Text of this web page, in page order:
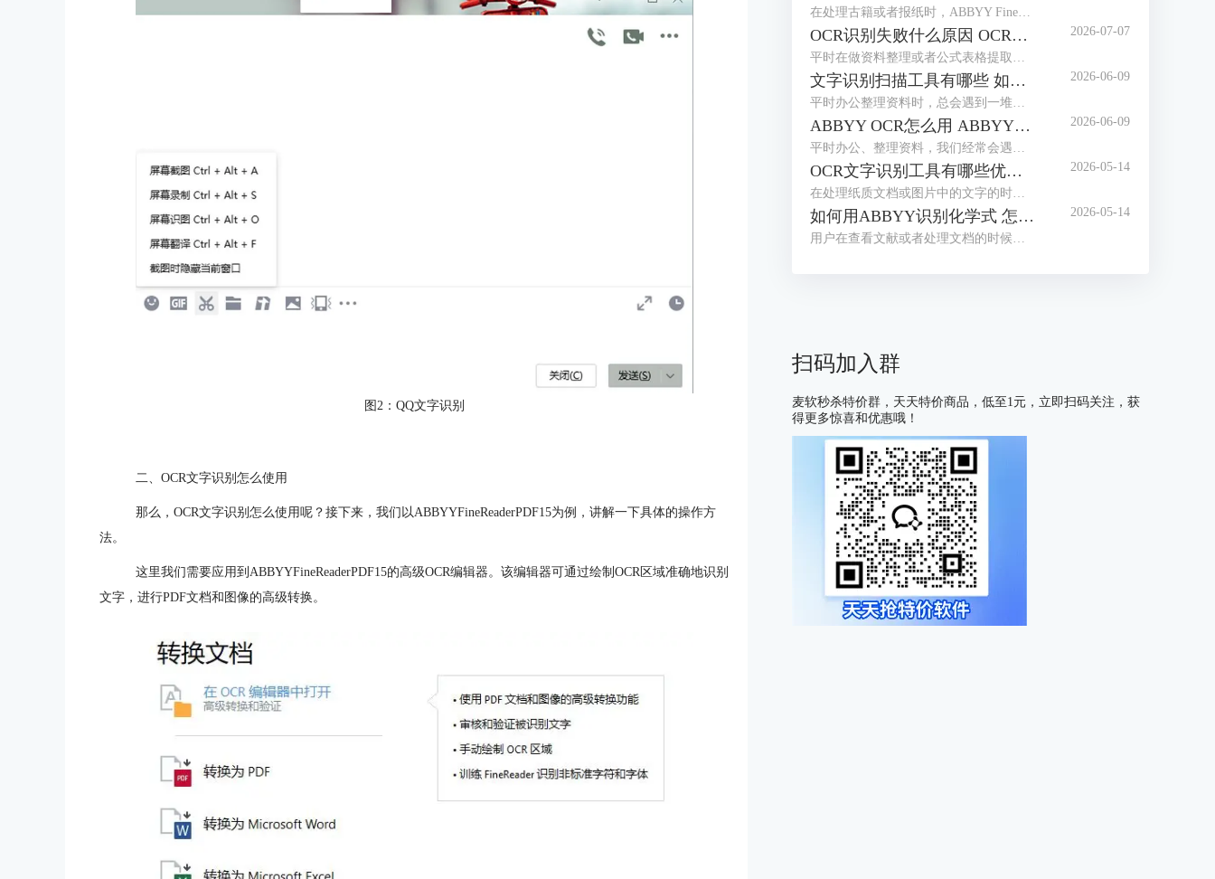
图2：QQ文字识别
二、OCR文字识别怎么使用
那么，OCR文字识别怎么使用呢？接下来，我们以ABBYYFineReaderPDF15为例，讲解一下具体的操作方
法。
这里我们需要应用到ABBYYFineReaderPDF15的高级OCR编辑器。该编辑器可通过绘制OCR区域准确地识别
文字，进行PDF文档和图像的高级转换。
OCR识别失败什么原因 OCR识别如何保证位置正确 2026-07-07
文字识别扫描工具有哪些 如何文字识别扫描文件 2026-06-09
ABBYY OCR怎么用 ABBYY怎么修改PDF里面的文字 2026-06-09
OCR文字识别工具有哪些优点 OCR文字识别工具哪款最好用 2026-05-14
如何用ABBYY识别化学式 怎么用ABBYY识别数学公式 2026-05-14
扫码加入群
麦软秒杀特价群，天天特价商品，低至1元，立即扫码关注，获
得更多惊喜和优惠哦！